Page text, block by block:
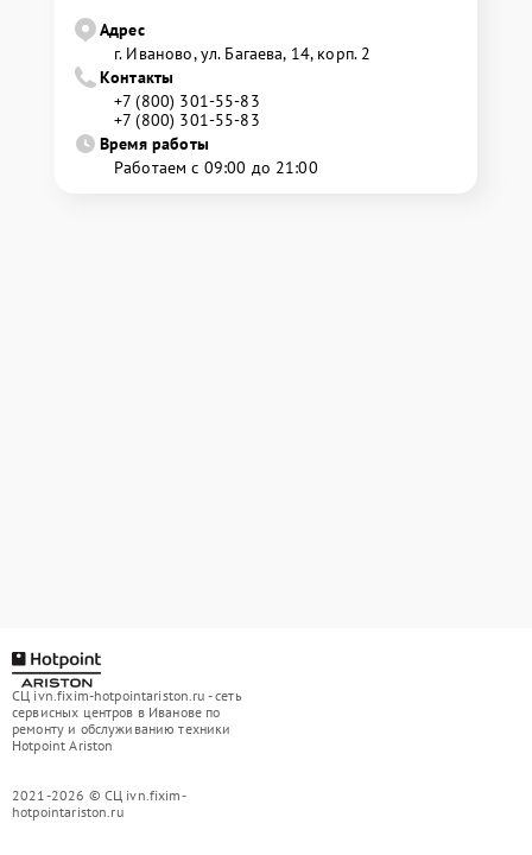
Адрес
г. Иваново, ул. Багаева, 14, корп. 2
Контакты
+7 (800) 301-55-83
+7 (800) 301-55-83
Время работы
Работаем с 09:00 до 21:00
СЦ ivn.fixim-hotpointariston.ru - сеть
сервисных центров в Иванове по
ремонту и обслуживанию техники
Hotpoint Ariston
2021-2026 © СЦ ivn.fixim-
hotpointariston.ru